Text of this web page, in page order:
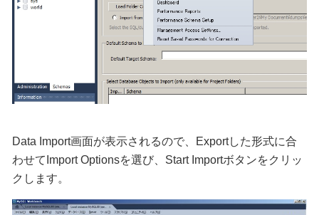
Data Import画面が表示されるので、Exportした形式に合
わせてImport Optionsを選び、Start Importボタンをクリッ
クします。